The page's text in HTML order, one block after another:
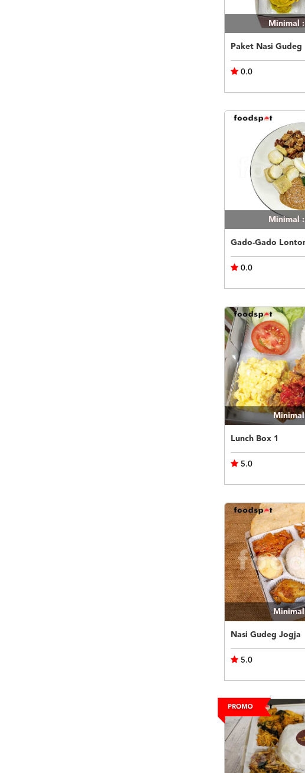
Minimal
Paket Nasi Gudeg
0.0
Minimal
Gado-Gado
0.0
Lunch Box 1
5.0
Nasi Gudeg Jogja
5.0